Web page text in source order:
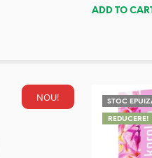
ADD TO CART
NOU! STOC
REDUCERE!